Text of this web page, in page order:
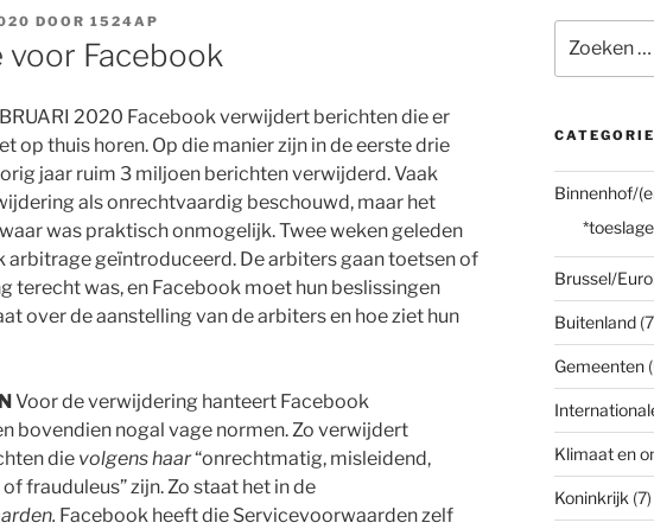
DOOR 1524AP
Facebook
2020 Facebook verwijdert berichten die er
op thuis horen. Op die manier zijn in de eerste drie
jaar ruim 3 miljoen berichten verwijderd. Vaak
als onrechtvaardig beschouwd, maar het
was praktisch onmogelijk. Twee weken geleden
arbitrage geïntroduceerd. De arbiters gaan toetsen of
terecht was, en Facebook moet hun beslissingen
over de aanstelling van de arbiters en hoe ziet hun
Voor de verwijdering hanteert Facebook
bovendien nogal vage normen. Zo verwijdert
die volgens haar“onrechtmatig, misleidend,
frauduleus” zijn. Zo staat het in de
Facebook heeft die Servicevoorwaarden zelf
naar:
Binnenhof/
Brussel/
Buitenland
Gemeenten
Klimaat en
Koninkrijk (7)